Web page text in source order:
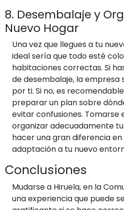
8. Desembalaje y
Nuevo Hogar
Una vez que llegues a tu
ideal sería que todo esté
habitaciones correctas. Si
de desembalaje, la empresa
por ti. Si no, es
preparar un plan sobre
evitar confusiones. Tomarse
organizar adecuadamente
hacer una gran diferencia
adaptación a tu nuevo
Conclusiones
Mudarse a Hiruela, en la
una experiencia que puede